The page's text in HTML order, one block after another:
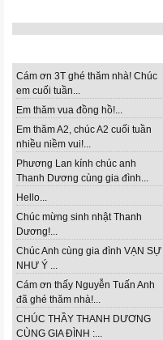
Cám ơn 3T ghé thăm nhà! Chúc
em cuối tuần...
Em thăm vua đồng hồ!...
Em thăm A2, chúc A2 cuối tuần
nhiều niềm vui!...
Phương Lan kính chúc anh
Thanh Dương cùng gia đình...
Hello...
Chúc mừng sinh nhật Thanh
Dương!...
Chúc Anh cùng gia đình VẠN SỰ
NHƯ Ý ...
Cám ơn thấy Nguyễn Tuấn Anh
đã ghé thăm nhà!...
CHÚC THẦY THANH DƯƠNG
CÙNG GIA ĐÌNH :...